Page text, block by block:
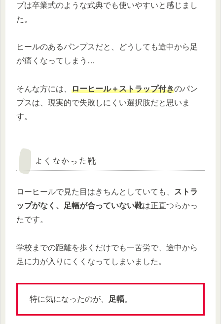
プは卒業式のような式典でも使いやすいと感じまし
た。
ヒールのあるパンプスだと、どうしても途中から足
が痛くなってしまう…
そんな方には、 ローヒール＋ストラップ付きのパン
プスは、現実的で失敗しにくい選択肢だと思いま
す。
よくなかった靴
ローヒールで見た目はきちんとしていても、
ストラ
ップがなく、足幅が合っていない靴は正直つらかっ
たです。
学校までの距離を歩くだけでも一苦労で、途中から
足に力が入りにくくなってしまいました。
特に気になったのが、 足幅。